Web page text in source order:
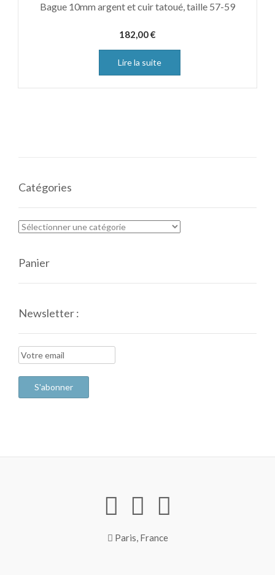
Bague 10mm argent et cuir tatoué, taille 57-59
182,00€
Lire la suite
Catégories
Panier
Newsletter :
Paris, France